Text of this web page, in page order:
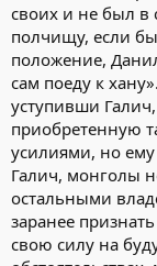
своих и не был в
полчищу, если
положение,
сам поеду к
уступивши
приобретенную
усилиями, но
Галич, монголы
остальными
заранее
свою силу на